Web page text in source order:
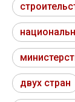
двух стран